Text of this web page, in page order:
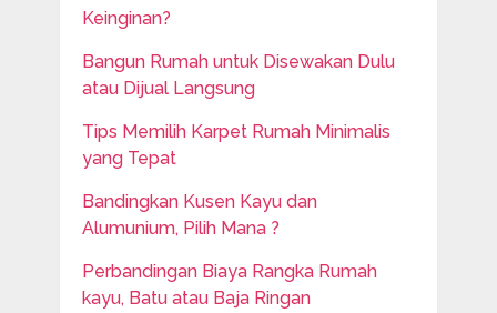
Keinginan?
Bangun Rumah untuk Disewakan Dulu
atau Dijual Langsung
Tips Memilih Karpet Rumah Minimalis
yang Tepat
Bandingkan Kusen Kayu dan
Alumunium, Pilih Mana ?
Perbandingan Biaya Rangka Rumah
kayu, Batu atau Baja Ringan